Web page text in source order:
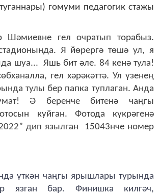
гомуми педагогик стажы
Шәмиевне гел очратып торабыз.
Я йөрергә төшә ул, я
шуа... Яшь бит әле. 84 кенә тула!
гел хәрәкәттә. Ул үзенең
тулы бер папка туплаган. Анда
Ә беренче битенә чаңгы
куйган. Фотода күкрәгенә
дип язылган 15043нче номер
үткән чаңгы ярышлары турында
язган бар. Финишка килгәч,